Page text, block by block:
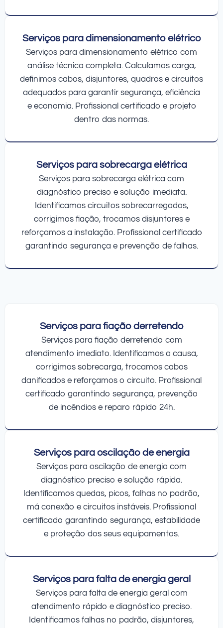
Serviços para dimensionamento elétrico
Serviços para dimensionamento elétrico com
análise técnica completa. Calculamos carga,
definimos cabos, disjuntores, quadros e circuitos
adequados para garantir segurança, eficiência
e economia. Profissional certificado e projeto
dentro das normas.
Serviços para sobrecarga elétrica
Serviços para sobrecarga elétrica com
diagnóstico preciso e solução imediata.
Identificamos circuitos sobrecarregados,
corrigimos fiação, trocamos disjuntores e
reforçamos a instalação. Profissional certificado
garantindo segurança e prevenção de falhas.
Serviços para fiação derretendo
Serviços para fiação derretendo com
atendimento imediato. Identificamos a causa,
corrigimos sobrecarga, trocamos cabos
danificados e reforçamos o circuito. Profissional
certificado garantindo segurança, prevenção
de incêndios e reparo rápido 24h.
Serviços para oscilação de energia
Serviços para oscilação de energia com
diagnóstico preciso e solução rápida.
Identificamos quedas, picos, falhas no padrão,
má conexão e circuitos instáveis. Profissional
certificado garantindo segurança, estabilidade
e proteção dos seus equipamentos.
Serviços para falta de energia geral
Serviços para falta de energia geral com
atendimento rápido e diagnóstico preciso.
Identificamos falhas no padrão, disjuntores,